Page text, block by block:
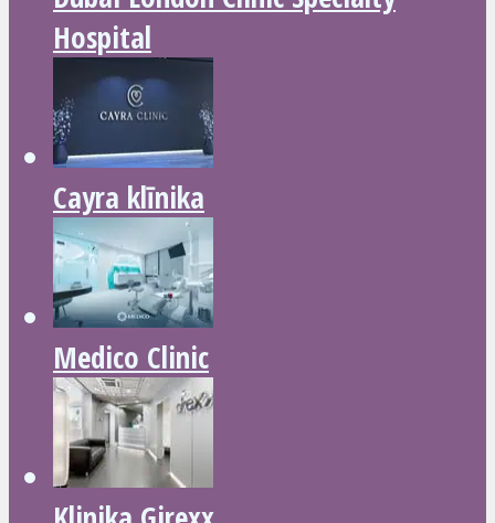
Hospital
Cayra klīnika
Medico Clinic